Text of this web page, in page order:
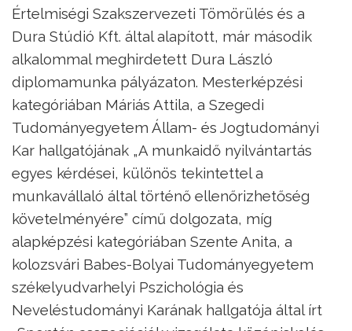
Értelmiségi Szakszervezeti Tömörülés és a
Dura Stúdió Kft. által alapított, már második
alkalommal meghirdetett Dura László
diplomamunka pályázaton. Mesterképzési
kategóriában Máriás Attila, a Szegedi
Tudományegyetem Állam- és Jogtudományi
Kar hallgatójának „A munkaidő nyilvántartás
egyes kérdései, különös tekintettel a
munkavállaló által történő ellenőrizhetőség
követelményére” című dolgozata, míg
alapképzési kategóriában Szente Anita, a
kolozsvári Babes-Bolyai Tudományegyetem
székelyudvarhelyi Pszichológia és
Neveléstudományi Karának hallgatója által írt